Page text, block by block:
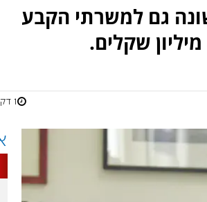
גם למשרתי הקבע
1 דקות